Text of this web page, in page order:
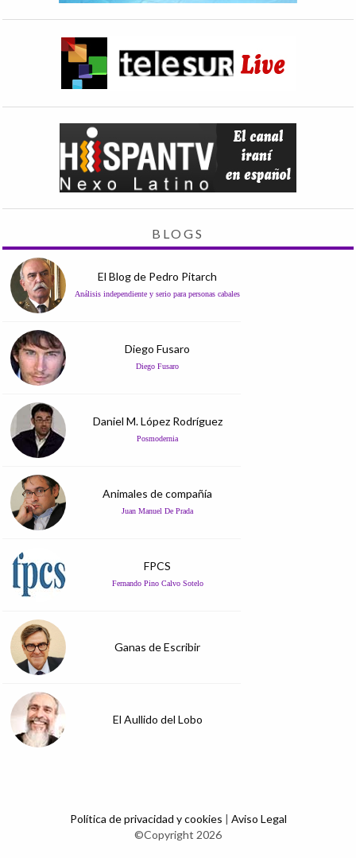
BLOGS
El Blog de Pedro Pitarch
Análisis independiente y serio para personas cabales
Diego Fusaro
Diego Fusaro
Daniel M. López Rodríguez
Posmodernia
Animales de compañía
Juan Manuel De Prada
FPCS
Fernando Pino Calvo Sotelo
Ganas de Escribir
El Aullido del Lobo
Política de privacidad y cookies | Aviso Legal
©Copyright 2026